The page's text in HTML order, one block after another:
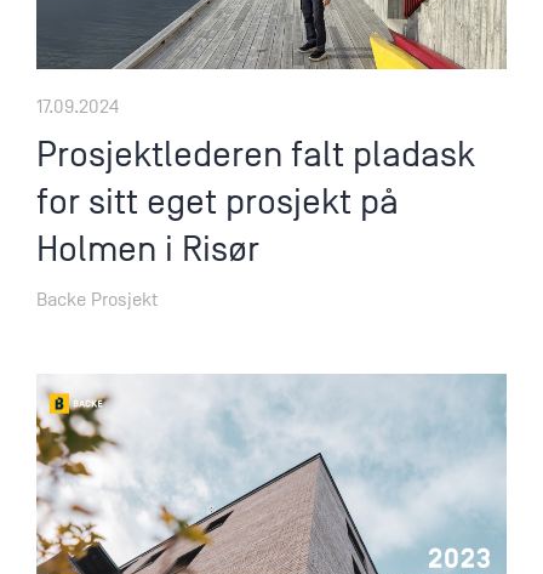
Varsling
17.09.2024
Prosjektlederen falt pladask
for sitt eget prosjekt på
Holmen i Risør
Backe Prosjekt